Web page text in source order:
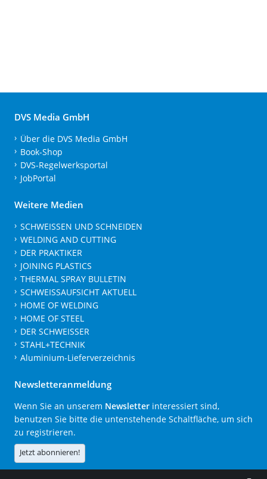
DVS Media GmbH
Über die DVS Media GmbH
Book-Shop
DVS-Regelwerksportal
JobPortal
Weitere Medien
SCHWEISSEN UND SCHNEIDEN
WELDING AND CUTTING
DER PRAKTIKER
JOINING PLASTICS
THERMAL SPRAY BULLETIN
SCHWEISSAUFSICHT AKTUELL
HOME OF WELDING
HOME OF STEEL
DER SCHWEISSER
STAHL+TECHNIK
Aluminium-Lieferverzeichnis
Newsletteranmeldung
Wenn Sie an unserem Newsletter interessiert sind,
benutzen Sie bitte die untenstehende Schaltfläche, um sich
zu registrieren.
Jetzt abonnieren!